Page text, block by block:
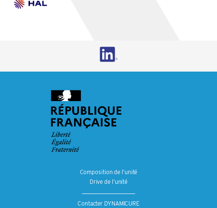
Composition de l’unité
Drive de l’unité
Contacter DYNAMICURE